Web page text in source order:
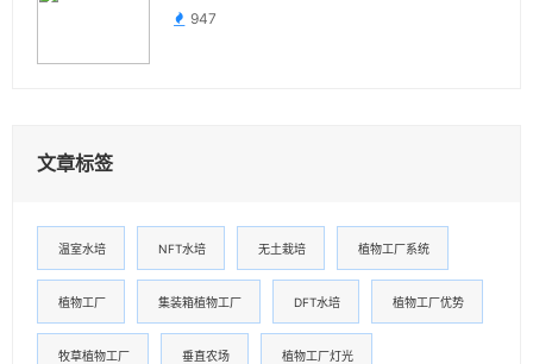
947
文章标签
温室水培 NFT水培 无土栽培 植物工厂系统
植物工厂 集装箱植物工厂 DFT水培 植物工厂优势
牧草植物工厂 垂直农场 植物工厂灯光